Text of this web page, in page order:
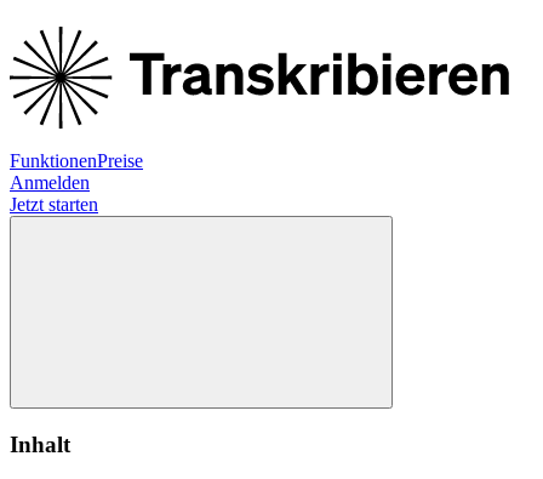
FunktionenPreise
Anmelden
Jetzt starten
Inhalt